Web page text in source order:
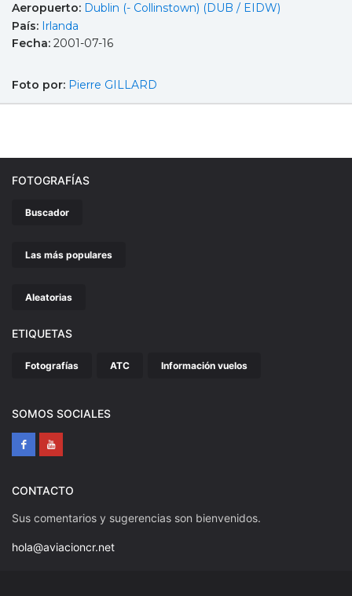
Aeropuerto: Dublin (- Collinstown) (DUB / EIDW)
País: Irlanda
Fecha: 2001-07-16
Foto por: Pierre GILLARD
FOTOGRAFÍAS
Buscador
Las más populares
Aleatorias
ETIQUETAS
Fotografías ATC Información vuelos
SOMOS SOCIALES
CONTACTO
Sus comentarios y sugerencias son bienvenidos.
hola@aviacioncr.net